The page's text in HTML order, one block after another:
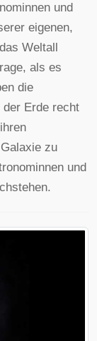
und
eigenen,
Weltall
als es
die
der Erde recht
zu
und